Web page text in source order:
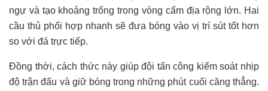
ngự và tạo khoảng trống trong vòng cấm địa rộng lớn. Hai
cầu thủ phối hợp nhanh sẽ đưa bóng vào vị trí sút tốt hơn
so với đá trực tiếp.
Đồng thời, cách thức này giúp đội tấn công kiểm soát nhịp
độ trận đấu và giữ bóng trong những phút cuối căng thẳng.